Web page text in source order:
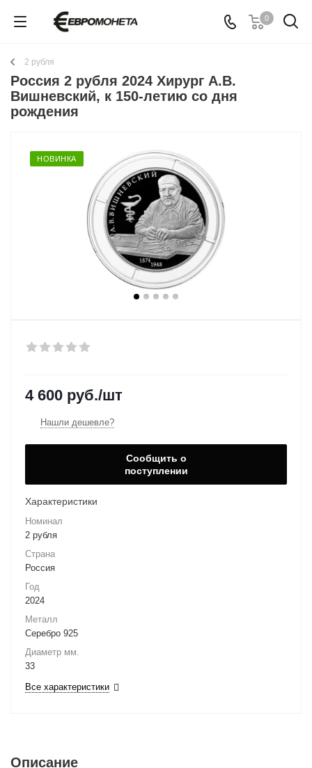
0
2 рубля
Россия 2 рубля 2024 Хирург А.В.
Вишневский, к 150-летию со дня
рождения
НОВИНКА
4 600 руб./шт
Нашли дешевле?
Сообщить о
поступлении
Характеристики
Номинал
2 рубля
Страна
Россия
Год
2024
Металл
Серебро 925
Диаметр мм.
33
Все характеристики
Описание